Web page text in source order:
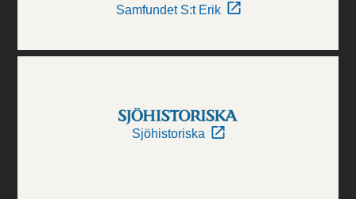
Samfundet S:t Erik
Sjöhistoriska